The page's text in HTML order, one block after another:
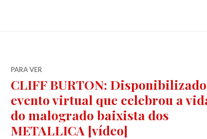
PARA VER
CLIFF BURTON:
evento virtual que celebrou a
do malogrado baixista dos
METALLICA [vídeo]